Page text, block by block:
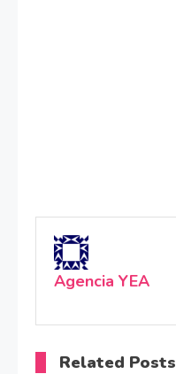
Agencia YEA
Related Posts